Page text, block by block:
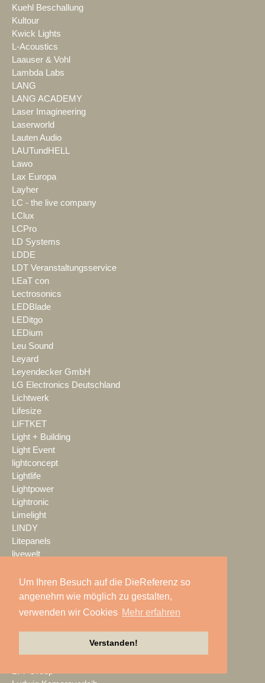
Um Ihren Besuch auf die DieReferenz so
angenehm wie möglich zu gestalten,
verwenden wir Cookies Mehr erfahren
Verstanden!
Kuehl Beschallung
Kultour
Kwick Lights
L-Acoustics
Laauser & Vohl
Lambda Labs
LANG
LANG ACADEMY
Laser Imagineering
Laserworld
Lauten Audio
LAUTundHELL
Lawo
Lax Europa
Layher
LC - the live company
LClux
LCPro
LD Systems
LDDE
LDT Veranstaltungsservice
LEaT con
Lectrosonics
LEDBlade
LEDitgo
LEDium
Leu Sound
Leyard
Leyendecker GmbH
LG Electronics Deutschland
Lichtwerk
Lifesize
LIFTKET
Light + Building
Light Event
lightconcept
Lightlife
Lightpower
Lightronic
Limelight
LINDY
Litepanels
livewelt
LMP
LMP Pyrotechnik
Look Solutions
loop light
LTH